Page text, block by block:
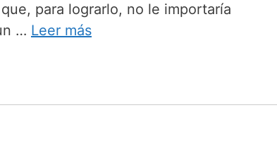
para lograrlo, no le importaría
… Leer más